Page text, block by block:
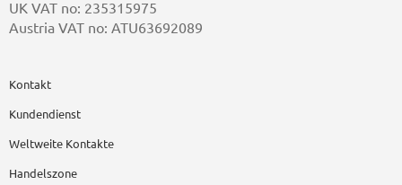
UK VAT no: 235315975
Austria VAT no: ATU63692089
Kontakt
Kundendienst
Weltweite Kontakte
Handelszone